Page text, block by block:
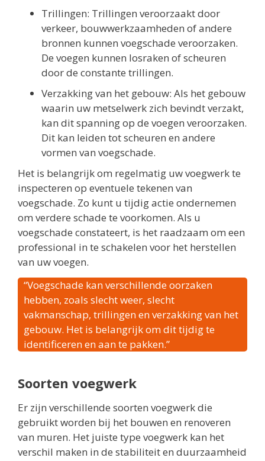
Trillingen: Trillingen veroorzaakt door
verkeer, bouwwerkzaamheden of andere
bronnen kunnen voegschade veroorzaken.
De voegen kunnen losraken of scheuren
door de constante trillingen.
Verzakking van het gebouw: Als het gebouw
waarin uw metselwerk zich bevindt verzakt,
kan dit spanning op de voegen veroorzaken.
Dit kan leiden tot scheuren en andere
vormen van voegschade.
Het is belangrijk om regelmatig uw voegwerk te
inspecteren op eventuele tekenen van
voegschade. Zo kunt u tijdig actie ondernemen
om verdere schade te voorkomen. Als u
voegschade constateert, is het raadzaam om een
professional in te schakelen voor het herstellen
van uw voegen.
“Voegschade kan verschillende oorzaken
hebben, zoals slecht weer, slecht
vakmanschap, trillingen en verzakking van het
gebouw. Het is belangrijk om dit tijdig te
identificeren en aan te pakken.”
Soorten voegwerk
Er zijn verschillende soorten voegwerk die
gebruikt worden bij het bouwen en renoveren
van muren. Het juiste type voegwerk kan het
verschil maken in de stabiliteit en duurzaamheid